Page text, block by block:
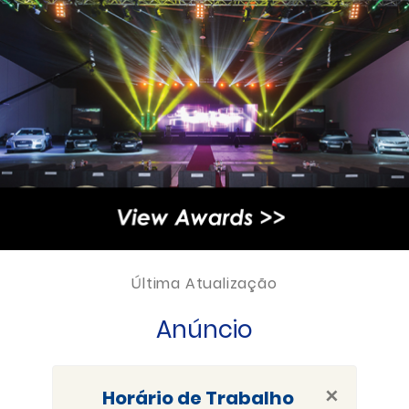
Última Atualização
Anúncio
×
Horário de Trabalho